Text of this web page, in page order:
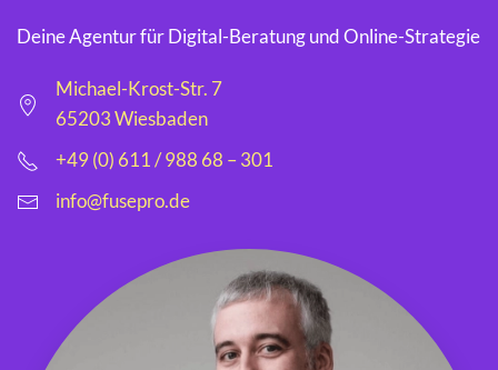
Deine Agentur für Digital-Beratung und Online-Strategie
Michael-Krost-Str. 7
65203 Wiesbaden
+49 (0) 611 / 988 68 – 301
info@fusepro.de